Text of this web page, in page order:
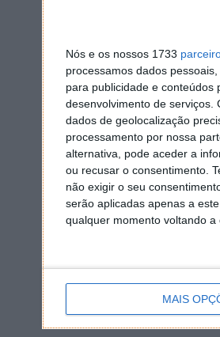
Nós e os nossos 1733
processamos dados
para publicidade e conteúdos
desenvolvimento de serviços.
dados de geolocalização
processamento por nossa
alternativa, pode aceder a
ou recusar o consentimento.
não exigir o seu
serão aplicadas apenas a
qualquer momento voltando a
MAIS